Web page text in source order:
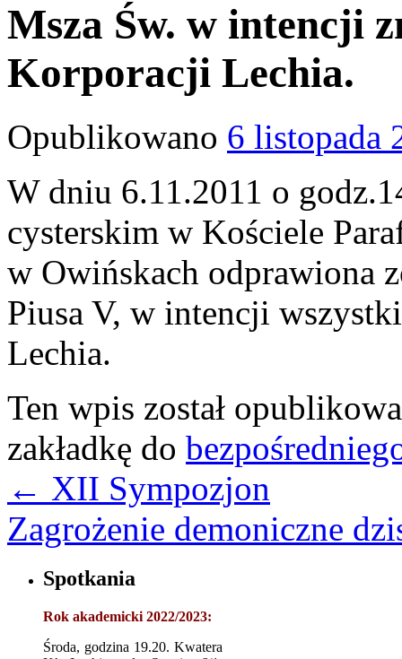
Msza Św. w intencji
Korporacji Lechia.
Opublikowano 6 listopada
W dniu 6.11.2011 o
cysterskim w Kościele
w Owińskach odprawiona
Piusa V, w intencji
Lechia.
Ten wpis został
zakładkę do
← XII Sympozjon
Zagrożenie demoniczne
Spotkania
Rok akademicki 2022/2023:
Środa, godzina 19.20. Kwatera